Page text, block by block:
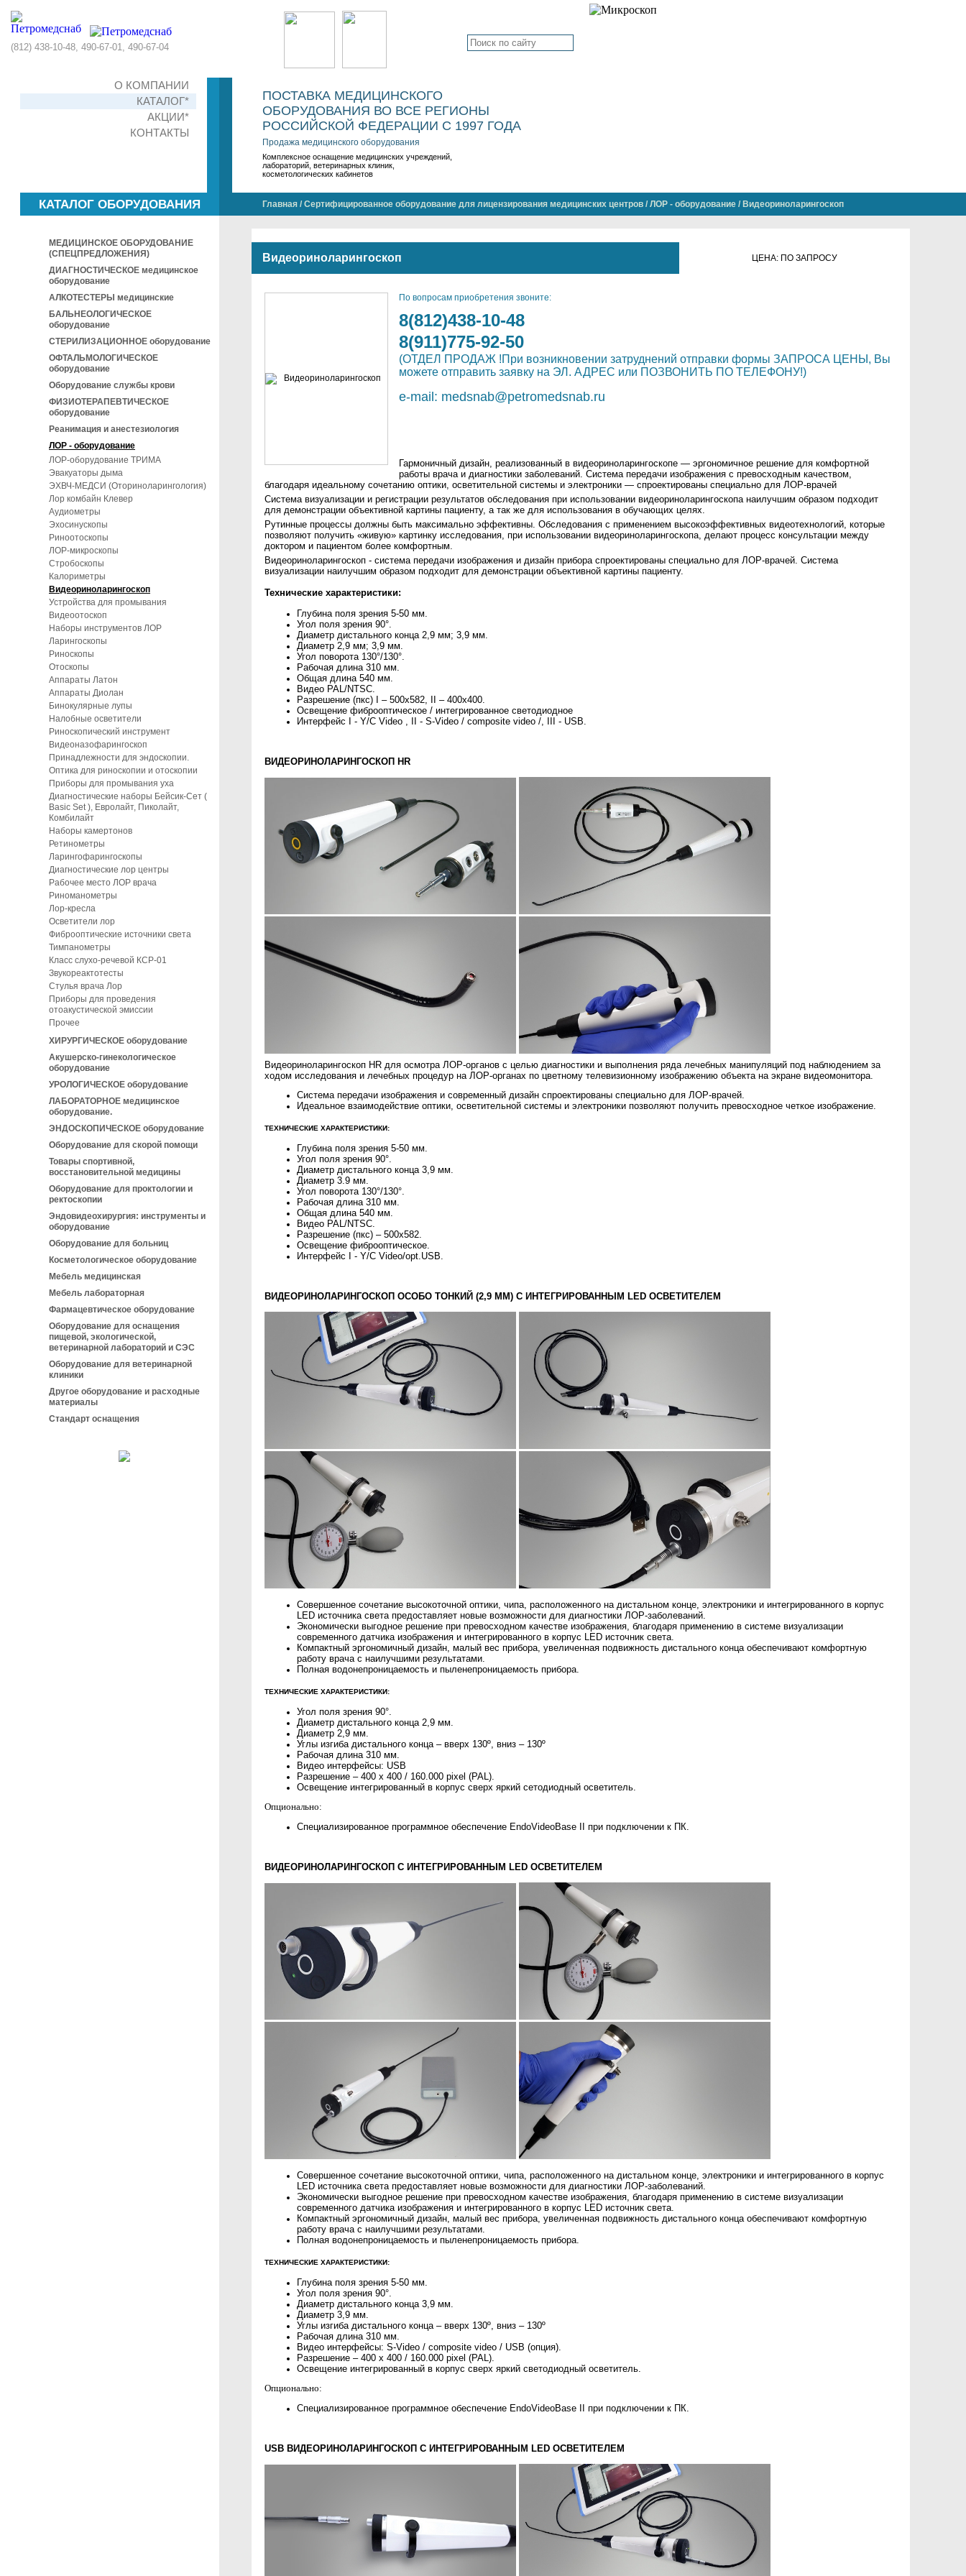
(812) 438-10-48, 490-67-01, 490-67-04
О КОМПАНИИ
КАТАЛОГ*
АКЦИИ*
КОНТАКТЫ
ПОСТАВКА МЕДИЦИНСКОГО
ОБОРУДОВАНИЯ ВО ВСЕ РЕГИОНЫ
РОССИЙСКОЙ ФЕДЕРАЦИИ С 1997 ГОДА
Продажа медицинского оборудования
Комплексное оснащение медицинских учреждений,
лабораторий, ветеринарных клиник,
косметологических кабинетов
КАТАЛОГ ОБОРУДОВАНИЯ
МЕДИЦИНСКОЕ ОБОРУДОВАНИЕ
(СПЕЦПРЕДЛОЖЕНИЯ)
ДИАГНОСТИЧЕСКОЕ медицинское
оборудование
АЛКОТЕСТЕРЫ медицинские
БАЛЬНЕОЛОГИЧЕСКОЕ
оборудование
СТЕРИЛИЗАЦИОННОЕ оборудование
ОФТАЛЬМОЛОГИЧЕСКОЕ
оборудование
Оборудование службы крови
ФИЗИОТЕРАПЕВТИЧЕСКОЕ
оборудование
Реанимация и анестезиология
ЛОР - оборудование
ЛОР-оборудование ТРИМА
Эвакуаторы дыма
ЭХВЧ-МЕДСИ (Оториноларингология)
Лор комбайн Клевер
Аудиометры
Эхосинускопы
Риноотоскопы
ЛОР-микроскопы
Стробоскопы
Калориметры
Видеориноларингоскоп
Устройства для промывания
Видеоотоскоп
Наборы инструментов ЛОР
Ларингоскопы
Риноскопы
Отоскопы
Аппараты Латон
Аппараты Диолан
Бинокулярные лупы
Налобные осветители
Риноскопический инструмент
Видеоназофарингоскоп
Принадлежности для эндоскопии.
Оптика для риноскопии и отоскопии
Приборы для промывания уха
Диагностические наборы Бейсик-Сет (
Basic Set ), Евролайт, Пиколайт,
Комбилайт
Наборы камертонов
Ретинометры
Ларингофарингоскопы
Диагностические лор центры
Рабочее место ЛОР врача
Риноманометры
Лор-кресла
Осветители лор
Фиброоптические источники света
Тимпанометры
Класс слухо-речевой КСР-01
Звукореактотесты
Стулья врача Лор
Приборы для проведения
отоакустической эмиссии
Прочее
ХИРУРГИЧЕСКОЕ оборудование
Акушерско-гинекологическое
оборудование
УРОЛОГИЧЕСКОЕ оборудование
ЛАБОРАТОРНОЕ медицинское
оборудование.
ЭНДОСКОПИЧЕСКОЕ оборудование
Оборудование для скорой помощи
Товары спортивной,
восстановительной медицины
Оборудование для проктологии и
ректоскопии
Эндовидеохирургия: инструменты и
оборудование
Оборудование для больниц
Косметологическое оборудование
Мебель медицинская
Мебель лабораторная
Фармацевтическое оборудование
Оборудование для оснащения
пищевой, экологической,
ветеринарной лабораторий и СЭС
Оборудование для ветеринарной
клиники
Другое оборудование и расходные
материалы
Стандарт оснащения
Главная / Сертифицированное оборудование для лицензирования медицинских центров / ЛОР - оборудование / Видеориноларингоскоп
Видеориноларингоскоп ЦЕНА: ПО ЗАПРОСУ
По вопросам приобретения звоните:
8(812)438-10-48
8(911)775-92-50
(ОТДЕЛ ПРОДАЖ !При возникновении затруднений отправки формы ЗАПРОСА ЦЕНЫ, Вы
можете отправить заявку на ЭЛ. АДРЕС или ПОЗВОНИТЬ ПО ТЕЛЕФОНУ!)
e-mail: medsnab@petromedsnab.ru
Гармоничный дизайн, реализованный в видеориноларингоскопе — эргономичное решение для комфортной
работы врача и диагностики заболеваний. Система передачи изображения с превосходным качеством,
благодаря идеальному сочетанию оптики, осветительной системы и электроники — спроектированы специально для ЛОР-врачей
Система визуализации и регистрации результатов обследования при использовании видеориноларингоскопа наилучшим образом подходит
для демонстрации объективной картины пациенту, а так же для использования в обучающих целях.
Рутинные процессы должны быть максимально эффективны. Обследования с применением высокоэффективных видеотехнологий, которые
позволяют получить «живую» картинку исследования, при использовании видеориноларингоскопа, делают процесс консультации между
доктором и пациентом более комфортным.
Видеориноларингоскоп - система передачи изображения и дизайн прибора спроектированы специально для ЛОР-врачей. Система
визуализации наилучшим образом подходит для демонстрации объективной картины пациенту.
Технические характеристики:
Глубина поля зрения 5-50 мм.
Угол поля зрения 90°.
Диаметр дистального конца 2,9 мм; 3,9 мм.
Диаметр 2,9 мм; 3,9 мм.
Угол поворота 130°/130°.
Рабочая длина 310 мм.
Общая длина 540 мм.
Видео PAL/NTSC.
Разрешение (пкс) I – 500x582, II – 400х400.
Освещение фиброоптическое / интегрированное светодиодное
Интерфейс I - Y/C Video , II - S-Video / composite video /, III - USB.
ВИДЕОРИНОЛАРИНГОСКОП HR
Видеориноларингоскоп HR для осмотра ЛОР-органов с целью диагностики и выполнения ряда лечебных манипуляций под наблюдением за
ходом исследования и лечебных процедур на ЛОР-органах по цветному телевизионному изображению объекта на экране видеомонитора.
Система передачи изображения и современный дизайн спроектированы специально для ЛОР-врачей.
Идеальное взаимодействие оптики, осветительной системы и электроники позволяют получить превосходное четкое изображение.
ТЕХНИЧЕСКИЕ ХАРАКТЕРИСТИКИ:
Глубина поля зрения 5-50 мм.
Угол поля зрения 90°.
Диаметр дистального конца 3,9 мм.
Диаметр 3.9 мм.
Угол поворота 130°/130°.
Рабочая длина 310 мм.
Общая длина 540 мм.
Видео PAL/NTSC.
Разрешение (пкс) – 500x582.
Освещение фиброоптическое.
Интерфейс I - Y/C Video/opt.USB.
ВИДЕОРИНОЛАРИНГОСКОП ОСОБО ТОНКИЙ (2,9 ММ) С ИНТЕГРИРОВАННЫМ LED ОСВЕТИТЕЛЕМ
Совершенное сочетание высокоточной оптики, чипа, расположенного на дистальном конце, электроники и интегрированного в корпус
LED источника света предоставляет новые возможности для диагностики ЛОР-заболеваний.
Экономически выгодное решение при превосходном качестве изображения, благодаря применению в системе визуализации
современного датчика изображения и интегрированного в корпус LED источник света.
Компактный эргономичный дизайн, малый вес прибора, увеличенная подвижность дистального конца обеспечивают комфортную
работу врача с наилучшими результатами.
Полная водонепроницаемость и пыленепроницаемость прибора.
ТЕХНИЧЕСКИЕ ХАРАКТЕРИСТИКИ:
Угол поля зрения 90°.
Диаметр дистального конца 2,9 мм.
Диаметр 2,9 мм.
Углы изгиба дистального конца – вверх 130º, вниз – 130º
Рабочая длина 310 мм.
Видео интерфейсы: USB
Разрешение – 400 x 400 / 160.000 pixel (PAL).
Освещение интегрированный в корпус сверх яркий сетодиодный осветитель.
Опционально:
Специализированное программное обеспечение EndoVideoBase II при подключении к ПК.
ВИДЕОРИНОЛАРИНГОСКОП С ИНТЕГРИРОВАННЫМ LED ОСВЕТИТЕЛЕМ
Совершенное сочетание высокоточной оптики, чипа, расположенного на дистальном конце, электроники и интегрированного в корпус
LED источника света предоставляет новые возможности для диагностики ЛОР-заболеваний.
Экономически выгодное решение при превосходном качестве изображения, благодаря применению в системе визуализации
современного датчика изображения и интегрированного в корпус LED источник света.
Компактный эргономичный дизайн, малый вес прибора, увеличенная подвижность дистального конца обеспечивают комфортную
работу врача с наилучшими результатами.
Полная водонепроницаемость и пыленепроницаемость прибора.
ТЕХНИЧЕСКИЕ ХАРАКТЕРИСТИКИ:
Глубина поля зрения 5-50 мм.
Угол поля зрения 90°.
Диаметр дистального конца 3,9 мм.
Диаметр 3,9 мм.
Углы изгиба дистального конца – вверх 130º, вниз – 130º
Рабочая длина 310 мм.
Видео интерфейсы: S-Video / composite video / USB (опция).
Разрешение – 400 x 400 / 160.000 pixel (PAL).
Освещение интегрированный в корпус сверх яркий светодиодный осветитель.
Опционально:
Специализированное программное обеспечение EndoVideoBase II при подключении к ПК.
USB ВИДЕОРИНОЛАРИНГОСКОП С ИНТЕГРИРОВАННЫМ LED ОСВЕТИТЕЛЕМ